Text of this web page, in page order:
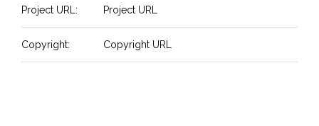
Project URL: Project URL
Copyright: Copyright URL